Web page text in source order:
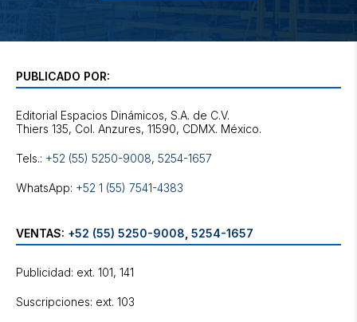
PUBLICADO POR:
Editorial Espacios Dinámicos, S.A. de C.V.
Tels.: +52 (55) 5250-9008, 5254-1657
WhatsApp: +52 1 (55) 7541-4383
VENTAS: +52 (55) 5250-9008 5254-1657
Publicidad: ext. 101, 141
Suscripciones: ext. 103